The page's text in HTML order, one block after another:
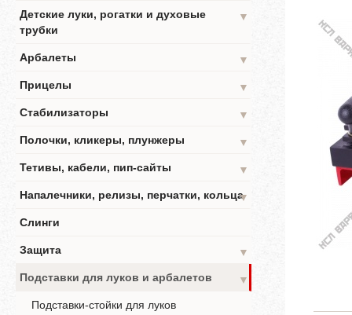
Детские луки, рогатки и духовые
трубки
▼
Арбалеты
▼
Прицелы
▼
Стабилизаторы
▼
Полочки, кликеры, плунжеры
▼
Тетивы, кабели, пип-сайты
▼
Напалечники, релизы, перчатки, кольца▼
Слинги
Защита
▼
Подставки для луков и арбалетов
▼
Подставки-стойки для луков